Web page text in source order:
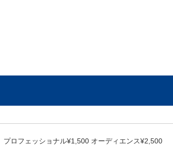
プロフェッショナル¥1,500 オーディエンス¥2,500